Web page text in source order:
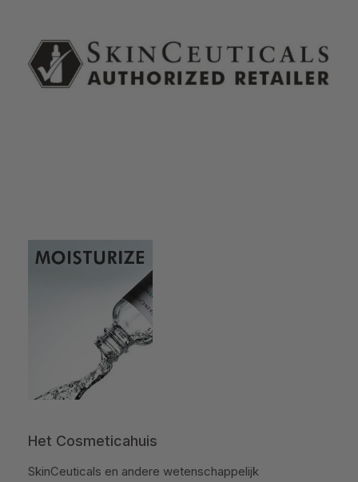
Het Cosmeticahuis
SkinCeuticals en andere wetenschappelijk